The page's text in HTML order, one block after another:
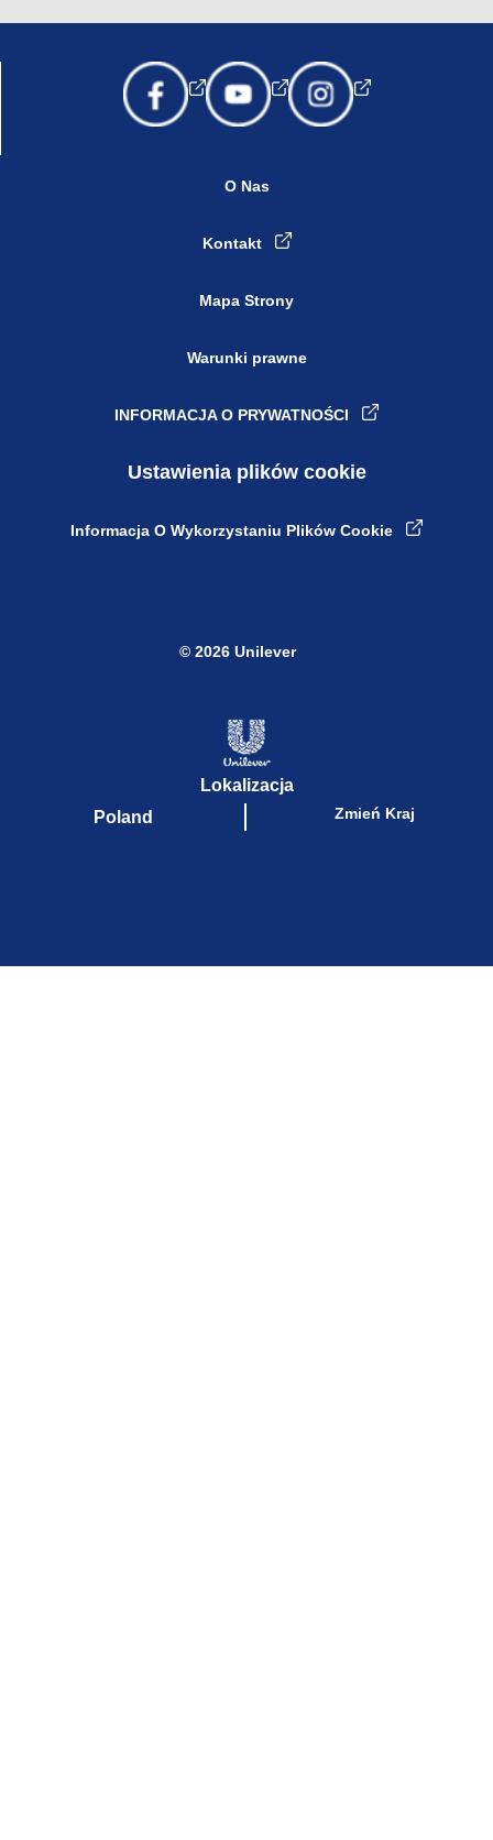
O Nas
Kontakt
Mapa Strony
Warunki prawne
INFORMACJA O PRYWATNOŚCI
Ustawienia plików cookie
Informacja O Wykorzystaniu Plików Cookie
Lokalizacja
Poland
Zmień Kraj
© 2026 Unilever